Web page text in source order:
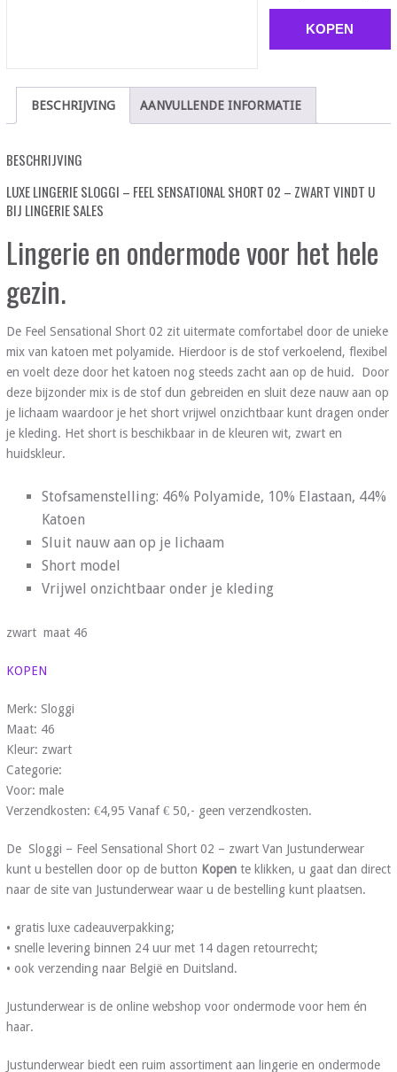
KOPEN
BESCHRIJVING AANVULLENDE INFORMATIE
BESCHRIJVING
LUXE LINGERIE SLOGGI – FEEL SENSATIONAL SHORT 02 – ZWART VINDT U
BIJ LINGERIE SALES
Lingerie en ondermode voor het hele
gezin.
De Feel Sensational Short 02 zit uitermate comfortabel door de unieke
mix van katoen met polyamide. Hierdoor is de stof verkoelend, flexibel
en voelt deze door het katoen nog steeds zacht aan op de huid. Door
deze bijzonder mix is de stof dun gebreiden en sluit deze nauw aan op
je lichaam waardoor je het short vrijwel onzichtbaar kunt dragen onder
je kleding. Het short is beschikbaar in de kleuren wit, zwart en
huidskleur.
Stofsamenstelling: 46% Polyamide, 10% Elastaan, 44%
Katoen
Sluit nauw aan op je lichaam
Short model
Vrijwel onzichtbaar onder je kleding
zwart maat 46
KOPEN
Merk: Sloggi
Maat: 46
Kleur: zwart
Categorie:
Voor: male
Verzendkosten: €4,95 Vanaf € 50,- geen verzendkosten.
De Sloggi – Feel Sensational Short 02 – zwart Van Justunderwear
kunt u bestellen door op de button Kopente klikken, u gaat dan direct
naar de site van Justunderwear waar u de bestelling kunt plaatsen.
• gratis luxe cadeauverpakking;
• snelle levering binnen 24 uur met 14 dagen retourrecht;
• ook verzending naar België en Duitsland.
Justunderwear is de online webshop voor ondermode voor hem én
haar.
Justunderwear biedt een ruim assortiment aan lingerie en ondermode